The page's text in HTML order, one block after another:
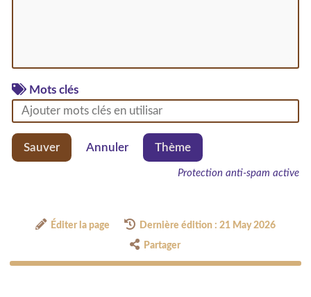
Mots clés
Sauver Annuler Thème
Protection anti-spam active
Éditer la page Dernière édition : 21 May 2026
Partager